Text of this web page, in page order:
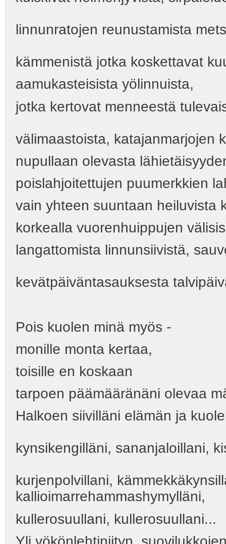
linnunratojen reunustamista
kämmenistä jotka koskettavat
aamukasteisista yölinnuista,
jotka kertovat menneestä
välimaastoista, katajanmarjojen
nupullaan olevasta
poislahjoitettujen puumerkkien
vain yhteen suuntaan heiluvista
korkealla vuorenhuippujen
langattomista linnunsiivistä,
kevätpäiväntasauksesta
Pois kuolen minä myös -
monille monta kertaa,
toisille en koskaan
tarpoen päämääränäni olevaa
Halkoen siivilläni elämän ja
kynsikengilläni, sananjaloillani,
kurjenpolvillani,
kallioimarrehammashymylläni,
kullerosuullani, kullerosuullani...